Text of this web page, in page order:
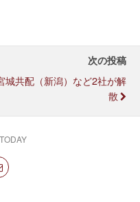
次の投稿
城共配（新潟）など2社が解
散